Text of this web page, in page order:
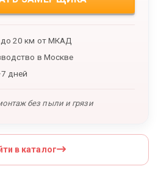
20 км от МКАД
в Москве
дней
без пыли и грязи
в каталог